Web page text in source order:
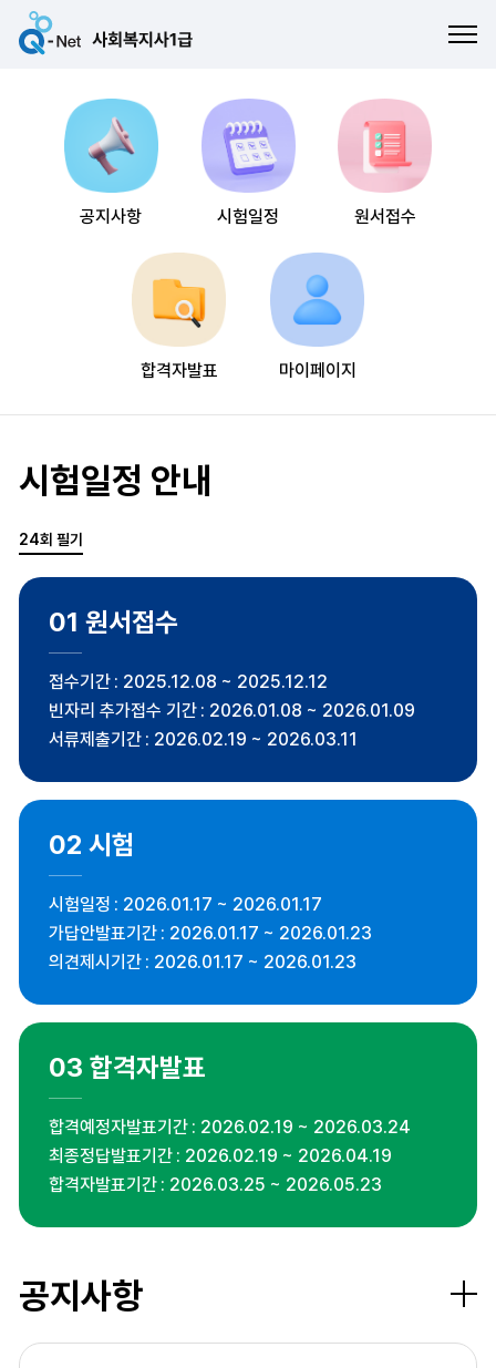
공지사항 시험일정 원서접수
합격자발표 마이페이지
시험일정 안내
24회 필기
01 원서접수
접수기간
2025.12.08 ~ 2025.12.12
빈자리 추가접수 기간
2026.01.08 ~ 2026.01.09
서류제출기간
2026.02.19 ~ 2026.03.11
02 시험
시험일정
2026.01.17 ~ 2026.01.17
가답안발표기간
2026.01.17 ~ 2026.01.23
의견제시기간
2026.01.17 ~ 2026.01.23
03 합격자발표
합격예정자발표기간
2026.02.19 ~ 2026.03.24
최종정답발표기간
2026.02.19 ~ 2026.04.19
합격자발표기간
2026.03.25 ~ 2026.05.23
공지사항 더보